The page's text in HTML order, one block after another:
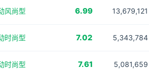
风尚型 6.99 13,679,121
时尚型 7.02 5,343,784
时尚型 7.61 5,081,659